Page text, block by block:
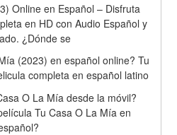
Online en Español – Disfruta
en HD con Audio Español y
¿Dónde se
(2023) en español online? Tu
completa en español latino
O La Mía desde la móvil?
Tu Casa O La Mía en